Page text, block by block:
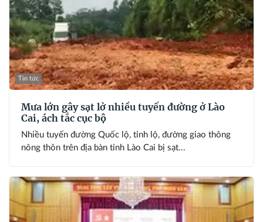
Tin tức
Mưa lớn gây sạt lở nhiều tuyến đường ở Lào
Cai, ách tắc cục bộ
Nhiều tuyến đường Quốc lộ, tỉnh lộ, đường giao thông
nông thôn trên địa bàn tỉnh Lào Cai bị sạt...